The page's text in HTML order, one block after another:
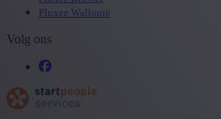
Pluxee Wallonië
Volg ons